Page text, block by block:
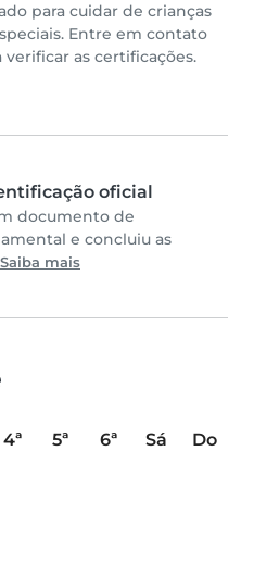
para cuidar de crianças
Entre em contato
verificar as certificações.
oficial
documento de
e concluiu as
Saiba mais
4ª 5ª 6ª Sá
Do